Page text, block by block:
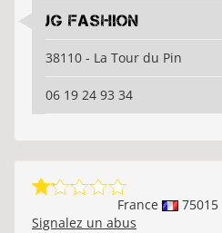
JG Fashion
38110 - La Tour du Pin
06 19 24 93 34
France 75015
Signalez un abus